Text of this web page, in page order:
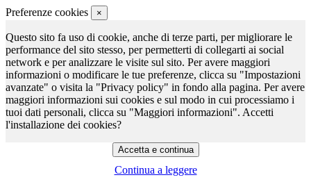
Preferenze cookies ×
Questo sito fa uso di cookie, anche di terze parti, per migliorare le
performance del sito stesso, per permetterti di collegarti ai social
network e per analizzare le visite sul sito. Per avere maggiori
informazioni o modificare le tue preferenze, clicca su "Impostazioni
avanzate" o visita la "Privacy policy" in fondo alla pagina. Per avere
maggiori informazioni sui cookies e sul modo in cui processiamo i
tuoi dati personali, clicca su "Maggiori informazioni". Accetti
l'installazione dei cookies?
Continua a leggere